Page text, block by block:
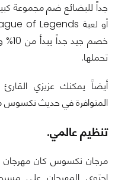
جداً للبضائع ضم مجموعة
تحملها.
أيضاً يمكنك عزيزي
المتوافرة في حديث نكسوس
تنظيم عالمي.
مرجان نكسوس كان مهرجان